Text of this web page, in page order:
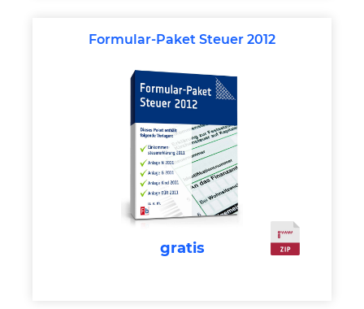
Formular-Paket Steuer 2012
gratis